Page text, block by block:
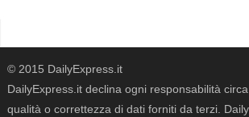
© 2015 DailyExpress.it
DailyExpress.it declina ogni responsabilità
qualità o correttezza di dati forniti da terzi.